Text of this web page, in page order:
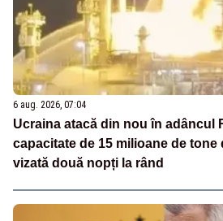
6 aug. 2026, 07:04
Ucraina atacă din nou în adâncul
capacitate de 15 milioane de tone
vizată două nopți la rând